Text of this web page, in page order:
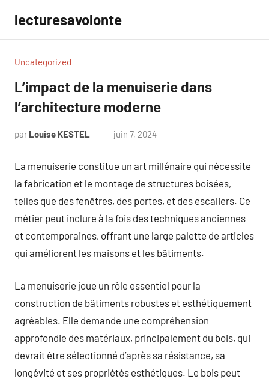
contenu
lecturesavolonte
Uncategorized
L’impact de la menuiserie dans
l’architecture moderne
par Louise KESTEL juin 7, 2024
La menuiserie constitue un art millénaire qui nécessite
la fabrication et le montage de structures boisées,
telles que des fenêtres, des portes, et des escaliers. Ce
métier peut inclure à la fois des techniques anciennes
et contemporaines, offrant une large palette de articles
qui améliorent les maisons et les bâtiments.
La menuiserie joue un rôle essentiel pour la
construction de bâtiments robustes et esthétiquement
agréables. Elle demande une compréhension
approfondie des matériaux, principalement du bois, qui
devrait être sélectionné d’après sa résistance, sa
longévité et ses propriétés esthétiques. Le bois peut